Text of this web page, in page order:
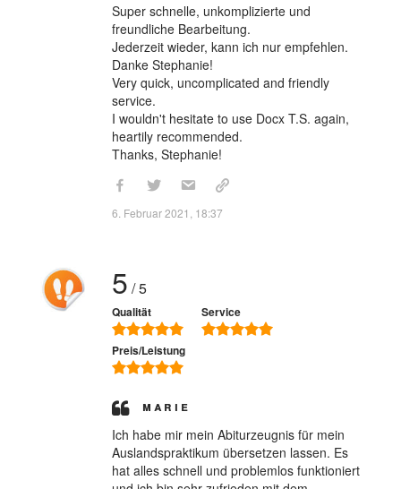
Super schnelle, unkomplizierte und
freundliche Bearbeitung.
Jederzeit wieder, kann ich nur empfehlen.
Danke Stephanie!
Very quick, uncomplicated and friendly
service.
I wouldn't hesitate to use Docx T.S. again,
heartily recommended.
Thanks, Stephanie!
6. Februar 2021, 18:37
5 / 5
Qualität Service
Preis/Leistung
Marie
Ich habe mir mein Abiturzeugnis für mein
Auslandspraktikum übersetzen lassen. Es
hat alles schnell und problemlos funktioniert